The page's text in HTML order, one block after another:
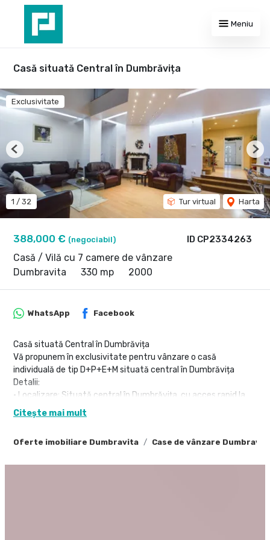
Meniu
Casă situată Central în Dumbrăvița
ID CP2334263
388,000 € (negociabil)
Casă / Vilă cu 7 camere de vânzare
Dumbravita
330 mp 2000
Exclusivitate
1 / 32 Tur virtual Harta
Previous
Oferte imobiliare Dumbravita Case de vânzare
WhatsApp Facebook
Casă situată Central în Dumbrăvița
Vă propunem în exclusivitate pentru vânzare o casă
individuală de tip D+P+E+M situată central în Dumbrăvița
Detalii:
• Localizare: Situată central în Dumbrăvița, cu acces rapid la
facilități și servicii.
• Configurație: D+P+E+M (Demisol, Parter, Etaj, Mansardă)
• Suprafață Teren: 1154 mp
Citește mai mult